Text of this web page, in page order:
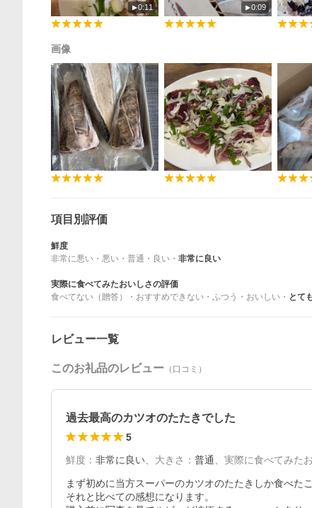
0:11 0:09
画像
項目別評価
鮮度
非常に悪い ・ 悪い ・ 普通 ・ 良い ・ 非常に良い
実際に食べてみたおいしさの評価
食べてない（贈答）
・ おすすめできない ・ ふつう ・ おいしい ・ とて
レビュー一覧
このお礼品のレビュー （口コミ）
過去最高のカツオのたたきでした
5
鮮度 ： 非常に良い 大きさ ： 普通 実際に食べてみた
まず初めに当方スーパーのカツオのたたきしか食べた
それと比べての感想になります。